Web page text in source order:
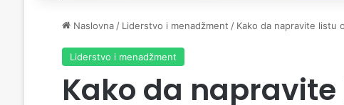
Naslovna / Liderstvo i menadžment / Kako da napravite listu
Liderstvo i menadžment
Kako da